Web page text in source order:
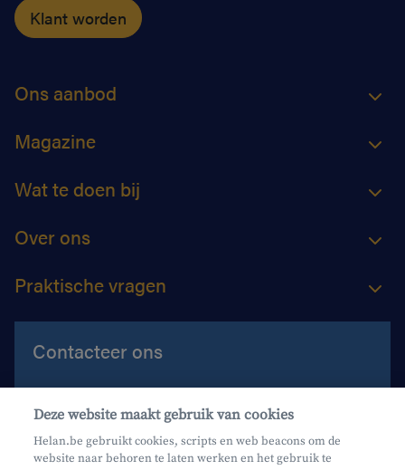
Klant worden
Ons aanbod
Magazine
Wat te doen bij
Over ons
Praktische vragen
Contacteer ons
Contacteer ons
Maak een afspraak
Deze website maakt gebruik van cookies
Helan.be gebruikt cookies, scripts en web beacons om de
website naar behoren te laten werken en het gebruik te